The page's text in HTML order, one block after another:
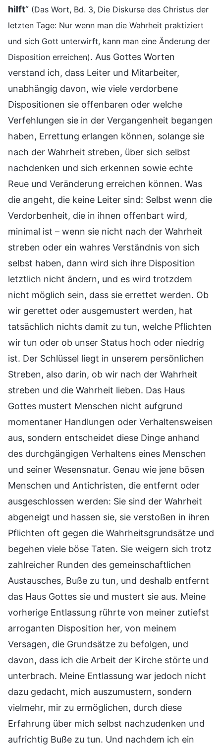
hilft“ (Das Wort, Bd. 3, Die Diskurse des Christus der
letzten Tage: Nur wenn man die Wahrheit praktiziert
und sich Gott unterwirft, kann man eine Änderung der
Disposition erreichen). Aus Gottes Worten
verstand ich, dass Leiter und Mitarbeiter,
unabhängig davon, wie viele verdorbene
Dispositionen sie offenbaren oder welche
Verfehlungen sie in der Vergangenheit begangen
haben, Errettung erlangen können, solange sie
nach der Wahrheit streben, über sich selbst
nachdenken und sich erkennen sowie echte
Reue und Veränderung erreichen können. Was
die angeht, die keine Leiter sind: Selbst wenn die
Verdorbenheit, die in ihnen offenbart wird,
minimal ist – wenn sie nicht nach der Wahrheit
streben oder ein wahres Verständnis von sich
selbst haben, dann wird sich ihre Disposition
letztlich nicht ändern, und es wird trotzdem
nicht möglich sein, dass sie errettet werden. Ob
wir gerettet oder ausgemustert werden, hat
tatsächlich nichts damit zu tun, welche Pflichten
wir tun oder ob unser Status hoch oder niedrig
ist. Der Schlüssel liegt in unserem persönlichen
Streben, also darin, ob wir nach der Wahrheit
streben und die Wahrheit lieben. Das Haus
Gottes mustert Menschen nicht aufgrund
momentaner Handlungen oder Verhaltensweisen
aus, sondern entscheidet diese Dinge anhand
des durchgängigen Verhaltens eines Menschen
und seiner Wesensnatur. Genau wie jene bösen
Menschen und Antichristen, die entfernt oder
ausgeschlossen werden: Sie sind der Wahrheit
abgeneigt und hassen sie, sie verstoßen in ihren
Pflichten oft gegen die Wahrheitsgrundsätze und
begehen viele böse Taten. Sie weigern sich trotz
zahlreicher Runden des gemeinschaftlichen
Austausches, Buße zu tun, und deshalb entfernt
das Haus Gottes sie und mustert sie aus. Meine
vorherige Entlassung rührte von meiner zutiefst
arroganten Disposition her, von meinem
Versagen, die Grundsätze zu befolgen, und
davon, dass ich die Arbeit der Kirche störte und
unterbrach. Meine Entlassung war jedoch nicht
dazu gedacht, mich auszumustern, sondern
vielmehr, mir zu ermöglichen, durch diese
Erfahrung über mich selbst nachzudenken und
aufrichtig Buße zu tun. Und nachdem ich ein